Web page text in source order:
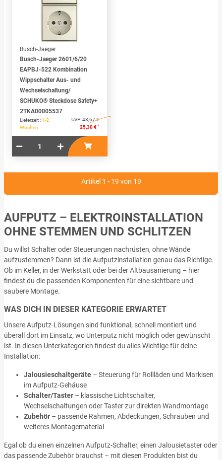
Busch-Jaeger
Busch-Jaeger 2601/6/20
EAPBJ-522 Kombination
Wippschalter Aus- und
Wechselschaltung/
SCHUKO® Steckdose Safety+
2TKA00005537
Lieferzeit :1-2
Wochen
UVP:48,67 €
25,30 € *
Artikel 1 - 19 von 19
AUFPUTZ – ELEKTROINSTALLATION
OHNE STEMMEN UND SCHLITZEN
Du willst Schalter oder Steuerungen nachrüsten, ohne Wände
aufzustemmen? Dann ist die Aufputzinstallation genau das Richtige.
Ob im Keller, in der Werkstatt oder bei der Altbausanierung – hier
findest du die passenden Komponenten für eine sichtbare und
saubere Montage.
WAS DICH IN DIESER KATEGORIE ERWARTET
Unsere Aufputz-Lösungen sind funktional, schnell montiert und
überall dort im Einsatz, wo Unterputz nicht möglich oder gewünscht
ist. In diesen Unterkategorien findest du alles Wichtige für deine
Installation:
Jalousieschaltgeräte – Steuerung für Rollläden und Markisen
im Aufputz-Gehäuse
Schalter/Taster – klassische Lichtschalter,
Wechselschaltungen oder Taster zur direkten Wandmontage
Zubehör – passende Rahmen, Abdeckungen, Schrauben und
weiteres Montagematerial
Egal ob du einen einzelnen Aufputz-Schalter, einen Jalousietaster oder
das passende Zubehör brauchst – mit diesen Produkten bist du